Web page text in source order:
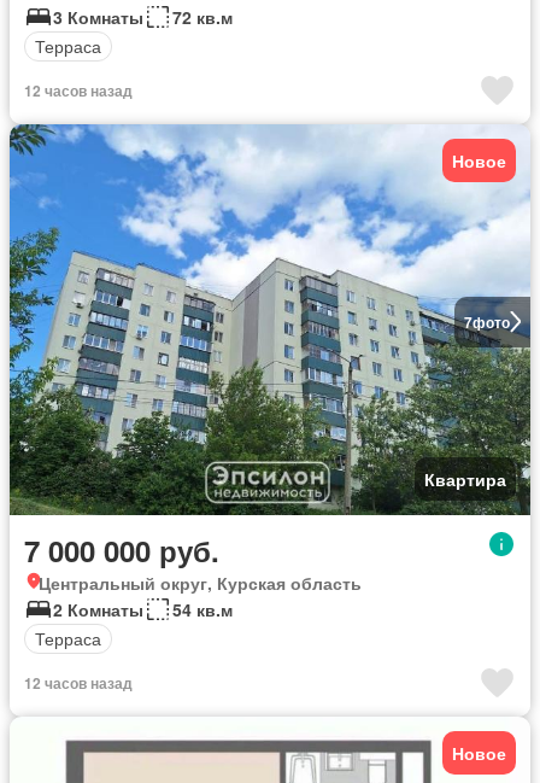
3 Комнаты
72 кв.м
Терраса
12 часов назад
7фото
Новое
Квартира
7 000 000 руб.
Центральный округ, Курская область
2 Комнаты
54 кв.м
Терраса
12 часов назад
Новое